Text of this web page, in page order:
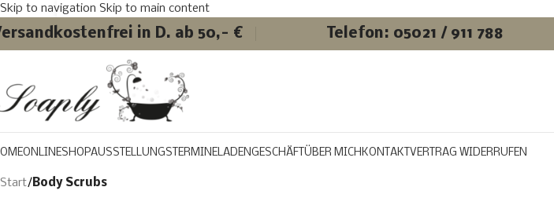
Skip to navigation Skip to main content
in D. ab 50,- € Telefon: 05021 / 911 788
ONLINESHOPAUSSTELLUNGSTERMINELADENGESCHÄFT ÜBER MICH KONTAKT VERTRAG WIDERRUFEN
Start/Body Scrubs